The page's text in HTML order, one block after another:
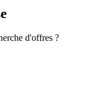
d'offres ?